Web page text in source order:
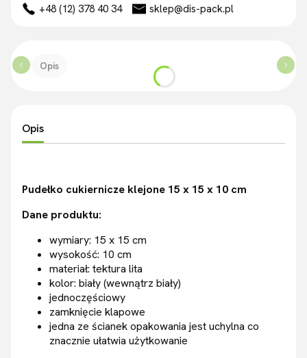
+48 (12) 378 40 34 sklep@dis-pack.pl
Opis
Opis
Pudełko cukiernicze klejone 15 x 15 x 10 cm
Dane produktu:
wymiary: 15 x 15 cm
wysokość: 10 cm
materiał: tektura lita
kolor: biały (wewnątrz biały)
jednoczęściowy
zamknięcie klapowe
jedna ze ścianek opakowania jest uchylna co
znacznie ułatwia użytkowanie